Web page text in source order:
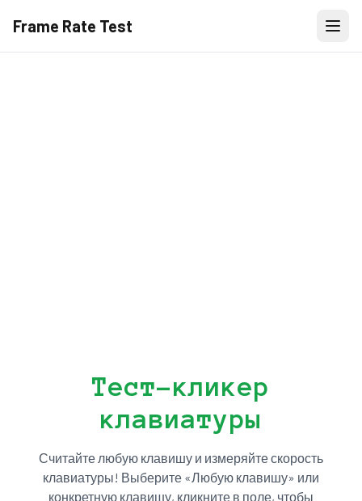
Frame Rate Test
Тест-кликер
клавиатуры
Считайте любую клавишу и измеряйте скорость
клавиатуры! Выберите «Любую клавишу» или
конкретную клавишу, кликните в поле, чтобы